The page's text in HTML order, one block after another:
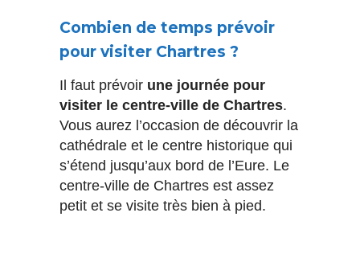
Combien de temps prévoir
pour visiter Chartres ?
Il faut prévoir une journée pour
visiter le centre-ville de Chartres.
Vous aurez l’occasion de découvrir la
cathédrale et le centre historique qui
s’étend jusqu’aux bord de l’Eure. Le
centre-ville de Chartres est assez
petit et se visite très bien à pied.